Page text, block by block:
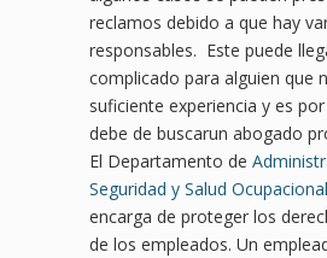
reclamos debido a que hay
responsables. Este puede
complicado para alguien que
suficiente experiencia y es
debe de buscarun abogado
El Departamento de
Seguridad y Salud
encarga de proteger los
de los empleados. Un